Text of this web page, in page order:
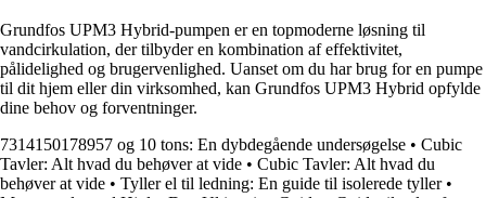
Grundfos UPM3 Hybrid-pumpen er en topmoderne løsning til
vandcirkulation, der tilbyder en kombination af effektivitet,
pålidelighed og brugervenlighed. Uanset om du har brug for en pumpe
til dit hjem eller din virksomhed, kan Grundfos UPM3 Hybrid opfylde
dine behov og forventninger.
7314150178957 og 10 tons: En dybdegående undersøgelse • Cubic
Tavler: Alt hvad du behøver at vide • Cubic Tavler: Alt hvad du
behøver at vide • Tyller el til ledning: En guide til isolerede tyller•